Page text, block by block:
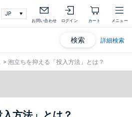
お問い合わせ ログイン カート メニュー
検索 詳細検索
> 泡立ちを抑える「投入方法」とは？